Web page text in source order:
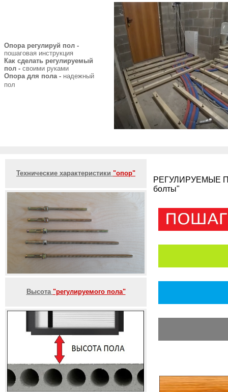
Опора регулируй пол -
пошаговая инструкция
Как сделать регулируемый
пол - своими руками
Опора для пола - надежный
пол
Технические характеристики "опор"
Высота "регулируемого пола"
РЕГУЛИРУЕМЫЕ
болты"